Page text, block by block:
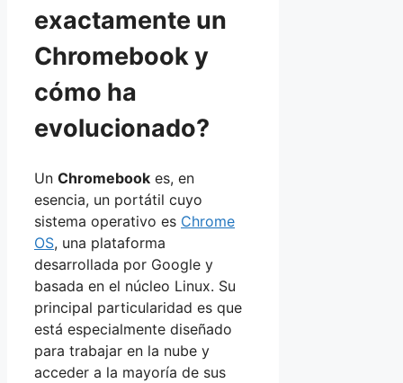
exactamente un
Chromebook y
cómo ha
evolucionado?
Un Chromebook es, en
esencia, un portátil cuyo
sistema operativo es Chrome
OS, una plataforma
desarrollada por Google y
basada en el núcleo Linux. Su
principal particularidad es que
está especialmente diseñado
para trabajar en la nube y
acceder a la mayoría de sus